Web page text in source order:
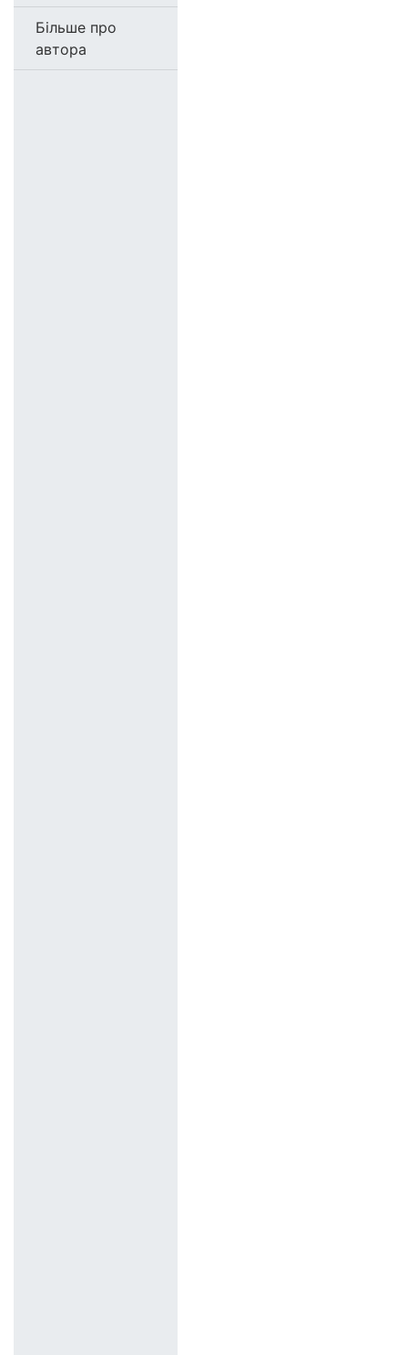
Більше про
автора